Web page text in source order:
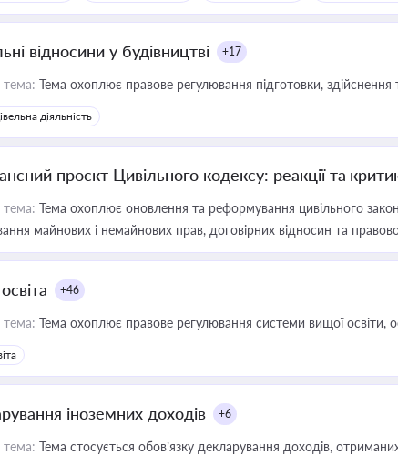
відносини у будівництві +17
Тема охоплює правове регулювання підготовки, здійснення
діяльність
проєкт Цивільного кодексу: реакції та
Тема охоплює оновлення та реформування цивільного
майнових і немайнових прав, договірних відносин та
+46
Тема охоплює правове регулювання системи вищої освіти,
іноземних доходів +6
Тема стосується обов’язку декларування доходів,